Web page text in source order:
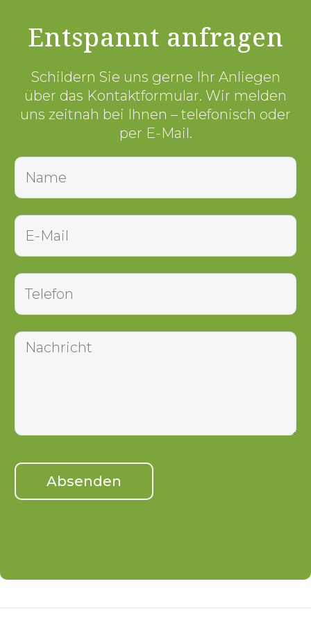
Entspannt anfragen
Schildern Sie uns gerne Ihr Anliegen
über das Kontaktformular. Wir melden
uns zeitnah bei Ihnen – telefonisch oder
per E-Mail.